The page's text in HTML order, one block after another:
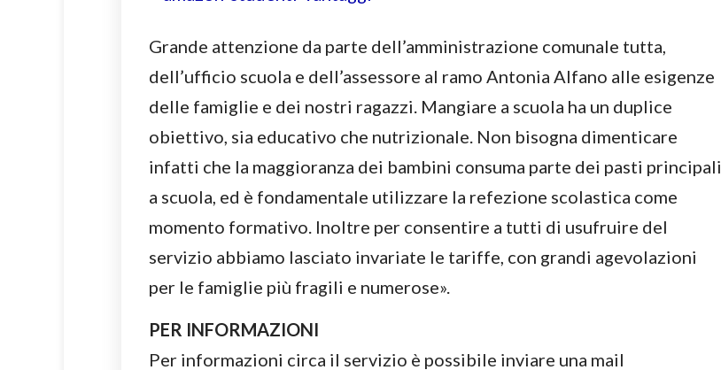
Grande attenzione da parte dell’amministrazione comunale tutta,
dell’ufficio scuola e dell’assessore al ramo Antonia Alfano alle esigenze
delle famiglie e dei nostri ragazzi. Mangiare a scuola ha un duplice
obiettivo, sia educativo che nutrizionale. Non bisogna dimenticare
infatti che la maggioranza dei bambini consuma parte dei pasti principali
a scuola, ed è fondamentale utilizzare la refezione scolastica come
momento formativo. Inoltre per consentire a tutti di usufruire del
servizio abbiamo lasciato invariate le tariffe, con grandi agevolazioni
per le famiglie più fragili e numerose».
PER INFORMAZIONI
Per informazioni circa il servizio è possibile inviare una mail